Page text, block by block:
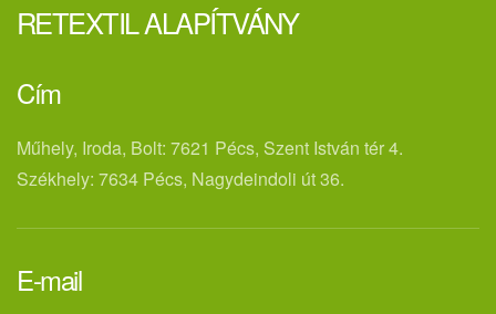
RETEXTIL ALAPÍTVÁNY
Cím
Műhely, Iroda, Bolt: 7621 Pécs, Szent István tér 4.
Székhely: 7634 Pécs, Nagydeindoli út 36.
E-mail